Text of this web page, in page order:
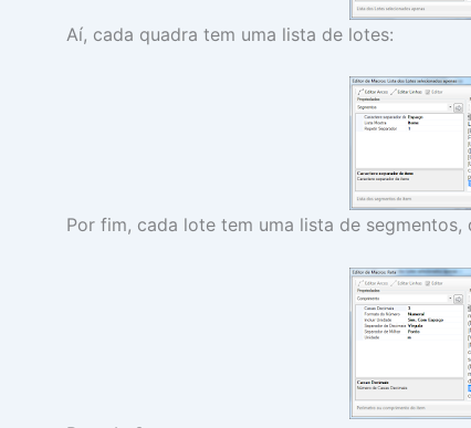
Aí, cada quadra tem uma lista de lotes:
Por fim, cada lote tem uma lista de